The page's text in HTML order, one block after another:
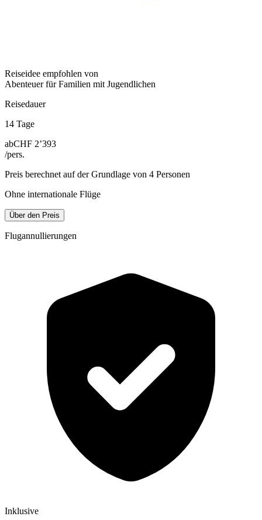
Reiseidee empfohlen von
Abenteuer für Familien mit Jugendlichen
Reisedauer
14 Tage
abCHF 2’393
/pers.
Preis berechnet auf der Grundlage von 4 Personen
Ohne internationale Flüge
Über den Preis
Flugannullierungen
Inklusive